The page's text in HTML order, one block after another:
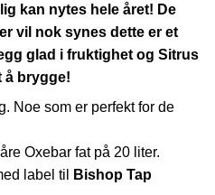
kan nytes hele året! De
vil nok synes dette er et
glad i fruktighet og Sitrus
å brygge!
Noe som er perfekt for de
Oxebar fat på 20 liter.
label til
Bishop Tap